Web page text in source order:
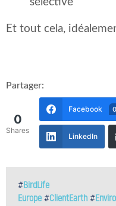
sélective
Et tout cela,
Partager:
0
Shares
Facebook 0
LinkedIn
#BirdLife
Europe #ClientEarth #